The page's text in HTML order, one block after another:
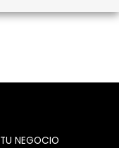
NEGOCIO